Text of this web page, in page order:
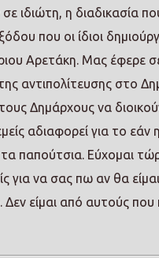
ιδιώτη, η διαδικασία
που οι ίδιοι
Αρετάκη. Μας έφερε
της αντιπολίτευσης στο
Δημάρχους να
αδιαφορεί για το εάν
παπούτσια. Εύχομαι
για να σας πω αν θα
Δεν είμαι από αυτούς